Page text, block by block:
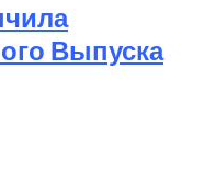
Выпуска